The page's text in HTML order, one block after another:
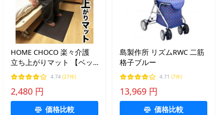
HOME CHOCO 楽々介護
立ち上がりマット 【ベッ
ド 椅子 補助マット 高齢者
足元 介助 すべり 防ぐ 転
倒防止】滑り止めマット
爆買
4.74 (27件)
2,480 円
価格比較
島製作所 リズムRWC 二筋
格子ブルー
4.71 (7件)
13,969 円
価格比較